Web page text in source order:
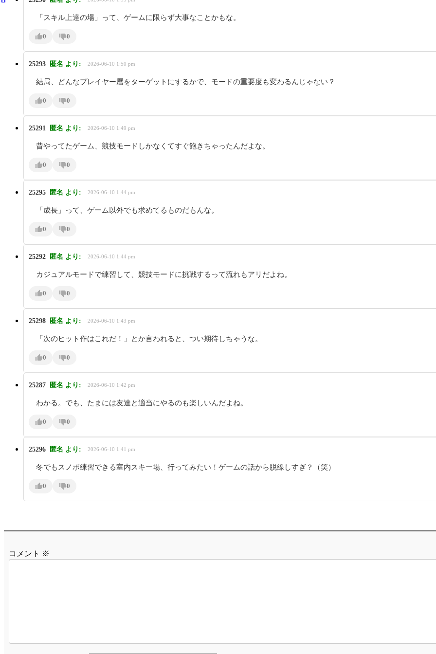
「スキル上達の場」って、ゲームに限らず大事なことかもな。
0 0
25293 匿名 より: 2026-06-10 1:50 pm
結局、どんなプレイヤー層をターゲットにするかで、モードの重要度も変わるんじゃない？
0 0
25291 匿名 より: 2026-06-10 1:49 pm
昔やってたゲーム、競技モードしかなくてすぐ飽きちゃったんだよな。
0 0
25295 匿名 より: 2026-06-10 1:44 pm
「成長」って、ゲーム以外でも求めてるものだもんな。
0 0
25292 匿名 より: 2026-06-10 1:44 pm
カジュアルモードで練習して、競技モードに挑戦するって流れもアリだよね。
0 0
25298 匿名 より: 2026-06-10 1:43 pm
「次のヒット作はこれだ！」とか言われると、つい期待しちゃうな。
0 0
25287 匿名 より: 2026-06-10 1:42 pm
わかる。でも、たまには友達と適当にやるのも楽しいんだよね。
0 0
25296 匿名 より: 2026-06-10 1:41 pm
冬でもスノボ練習できる室内スキー場、行ってみたい！ゲームの話から脱線しすぎ？（笑）
0 0
コメント ※